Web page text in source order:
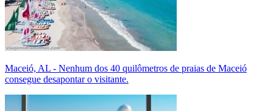
Maceió, AL - Nenhum dos 40 quilômetros de praias de Maceió
consegue desapontar o visitante.